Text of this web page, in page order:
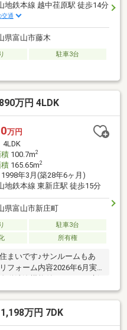
地鉄本線 越中荏原駅 徒歩14分
交通
県富山市藤木
駐車3台
万円 4LDK
万円
4LDK
100.7m2
165.65m2
1998年3月(築28年6ヶ月)
地鉄本線 東新庄駅 徒歩15分
県富山市新庄町
駐車3台
所有権
まいです♪サンルームもあ
フォーム内容2026年6月実
張り・クッションフロア張
・カーテンレール等（新
・売主にて瑕疵保証付き保
融雪なし）・駐車場/3台
万円 7DK